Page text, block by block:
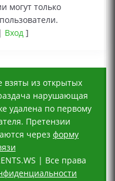
могут только
| Вход ]
взяты из открытых
нарушающая
удалена по первому
Претензии
через форму
| Все права